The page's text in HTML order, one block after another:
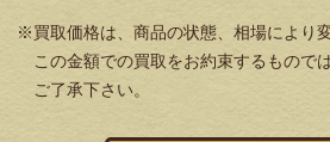
※買取価格は、商品の状態、相場により変
この金額での買取をお約束するもので
ご了承下さい。